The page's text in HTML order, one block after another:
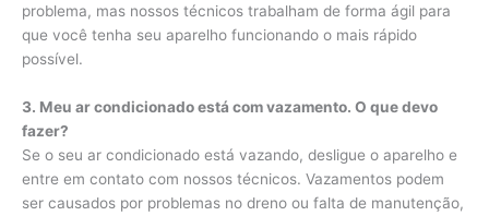
problema, mas nossos técnicos trabalham de forma ágil para
que você tenha seu aparelho funcionando o mais rápido
possível.
3. Meu ar condicionado está com vazamento. O que devo
fazer?
Se o seu ar condicionado está vazando, desligue o aparelho e
entre em contato com nossos técnicos. Vazamentos podem
ser causados por problemas no dreno ou falta de manutenção,